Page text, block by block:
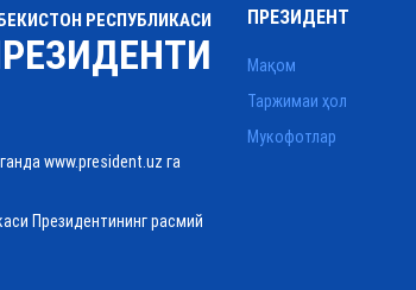
РЕСПУБЛИКАСИ
www.president.uz га
Президентининг расмий
ПРЕЗИДЕНТ
Мақом
Таржимаи ҳол
Мукофотлар